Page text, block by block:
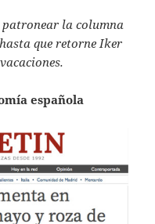
patronear la columna
que retorne Iker
española